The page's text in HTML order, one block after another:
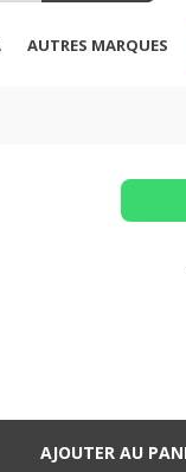
AUTRES MARQUES
AJOUTER AU